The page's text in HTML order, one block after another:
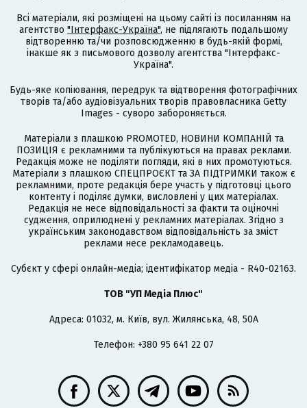
Всі матеріали, які розміщені на цьому сайті із посиланням на
агентство "Інтерфакс-Україна", не підлягають подальшому
відтворенню та/чи розповсюдженню в будь-якій формі,
інакше як з письмового дозволу агентства "Інтерфакс-
Україна".
Будь-яке копіювання, передрук та відтворення фотографічних
творів та/або аудіовізуальних творів правовласника Getty
Images - суворо забороняється.
Матеріали з плашкою PROMOTED, НОВИНИ КОМПАНІЙ та
ПОЗИЦІЯ є рекламними та публікуються на правах реклами.
Редакція може не поділяти погляди, які в них промотуються.
Матеріали з плашкою СПЕЦПРОЄКТ та ЗА ПІДТРИМКИ також є
рекламними, проте редакція бере участь у підготовці цього
контенту і поділяє думки, висловлені у цих матеріалах.
Редакція не несе відповідальності за факти та оціночні
судження, оприлюднені у рекламних матеріалах. Згідно з
українським законодавством відповідальність за зміст
реклами несе рекламодавець.
Cубєкт у сфері онлайн-медіа; ідентифікатор медіа - R40-02163.
ТОВ "УП Медіа Плюс"
Адреса: 01032, м. Київ, вул. Жилянська, 48, 50А
Телефон: +380 95 641 22 07